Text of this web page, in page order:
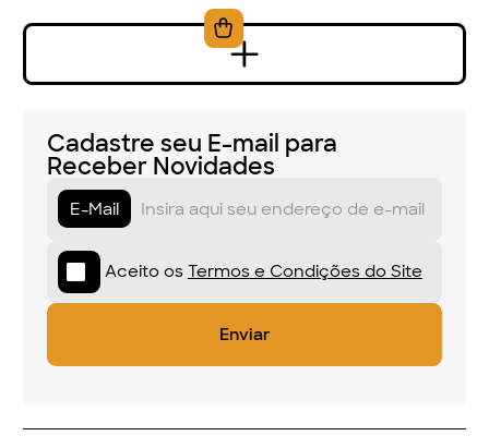
Cadastre seu E-mail para
Receber Novidades
E-Mail
Aceito os Termos e Condições do Site